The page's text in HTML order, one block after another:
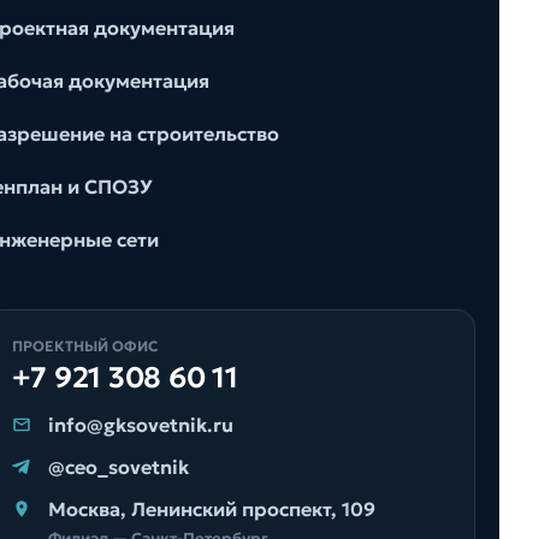
документация
на строительство
и СПОЗУ
сети
Москва, Ленинский проспект, 109
+7 921 308 60 11
info@gksovetnik.ru
@ceo_sovetnik